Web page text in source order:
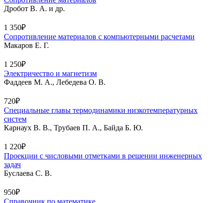
Дробот В. А. и др.
1 350₽
Сопротивление материалов с компьютерными расчетами
Макаров Е. Г.
1 250₽
Электричество и магнетизм
Фаддеев М. А., Лебедева О. В.
720₽
Специальные главы термодинамики низкотемпературных
систем
Карнаух В. В., Трубаев П. А., Байда Б. Ю.
1 220₽
Проекции с числовыми отметками в решении инженерных
задач
Буслаева С. В.
950₽
Справочник по математике